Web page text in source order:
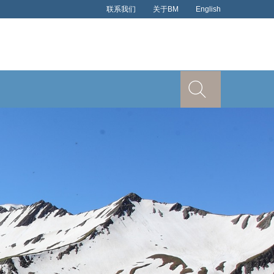
联系我们 关于BM English